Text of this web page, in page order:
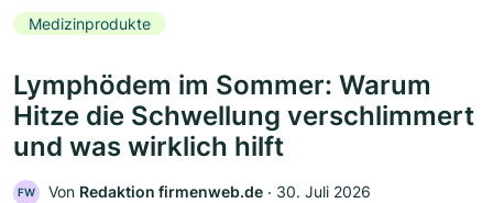
Medizinprodukte
Lymphödem im Sommer: Warum
Hitze die Schwellung verschlimmert
und was wirklich hilft
FW Von Redaktion firmenweb.de ‧ 30. Juli 2026